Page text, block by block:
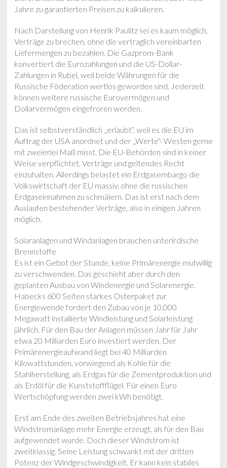
Jahre zu garantierten Preisen zu kalkulieren.
Nach Darstellung von Henrik Paulitz sei es kaum möglich,
Verträge zu brechen, ohne die vertraglich vereinbarten
Liefermengen zu bezahlen. Die Gazprom-Bank
konvertiert die Eurozahlungen und die US-Dollar-
Zahlungen in Rubel, weil beide Währungen für die
Russische Föderation wertlos geworden sind. Jederzeit
können weitere russische Eurovermögen und
Dollarvermögen eingefroren werden.
Das ist selbstverständlich „erlaubt“, weil es die EU im
Auftrag der USA anordnet und der „Werte“- Westen gerne
mit zweierlei Maß misst. Die EU-Behörden sind in keiner
Weise verpflichtet, Verträge und geltendes Recht
einzuhalten. Allerdings belastet ein Erdgasembargo die
Volkswirtschaft der EU massiv, ohne die russischen
Erdgaseinnahmen zu schmälern. Das ist erst nach dem
Auslaufen bestehender Verträge, also in einigen Jahren
möglich.
Solaranlagen und Windanlagen brauchen unterirdische
Brennstoffe
Es ist ein Gebot der Stunde, keine Primärenergie mutwillig
zu verschwenden. Das geschieht aber durch den
geplanten Ausbau von Windenergie und Solarenergie.
Habecks 600 Seiten starkes Osterpaket zur
Energiewende fordert den Zubau von je 10.000
Megawatt installierte Windleistung und Solarleistung
jährlich. Für den Bau der Anlagen müssen Jahr für Jahr
etwa 20 Milliarden Euro investiert werden. Der
Primärenergieaufwand liegt bei 40 Milliarden
Kilowattstunden, vorwiegend als Kohle für die
Stahlherstellung, als Erdgas für die Zementproduktion und
als Erdöl für die Kunststoffflügel. Für einen Euro
Wertschöpfung werden zwei kWh benötigt.
Erst am Ende des zweiten Betriebsjahres hat eine
Windstromanlage mehr Energie erzeugt, als für den Bau
aufgewendet wurde. Doch dieser Windstrom ist
zweitklassig. Seine Leistung schwankt mit der dritten
Potenz der Windgeschwindigkeit. Er kann kein stabiles